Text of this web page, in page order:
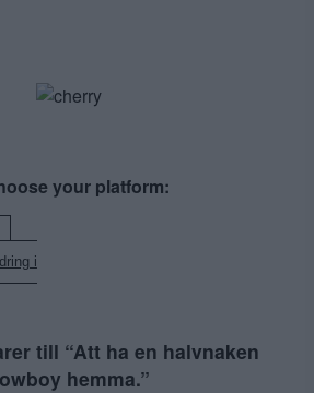
your platform:
i
till “Att ha en halvnaken
hemma.”